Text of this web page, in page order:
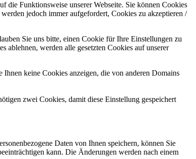
die Funktionsweise unserer Webseite. Sie können Cookies
jedoch immer aufgefordert, Cookies zu akzeptieren /
Sie uns bitte, einen Cookie für Ihre Einstellungen zu
ablehnen, werden alle gesetzten Cookies auf unserer
keine Cookies anzeigen, die von anderen Domains
zwei Cookies, damit diese Einstellung gespeichert
Daten von Ihnen speichern, können Sie
kann. Die Änderungen werden nach einem